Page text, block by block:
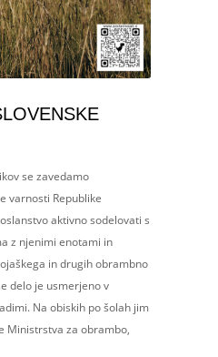
se zavedamo
varnosti Republike
aktivno sodelovati s
z njenimi enotami in
in drugih obrambno
delo je usmerjeno v
Na obiskih po šolah jim
Ministrstva za obrambo,